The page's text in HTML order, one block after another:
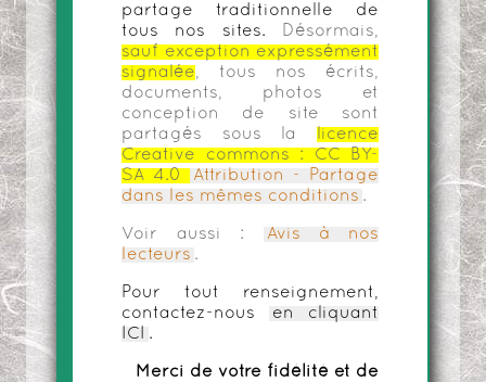
partage traditionnelle de
tous nos sites.
Désormais,
sauf exception expressément
signalée, tous nos écrits,
documents, photos et
conception de site sont
partagés sous la
licence
Creative commons :
CC BY-
SA 4.0
Attribution - Partage
dans les mêmes conditions .
Voir aussi :
Avis à nos
lecteurs .
Pour tout renseignement,
contactez-nous
en cliquant
ICI
.
Merci de votre fidélité et de